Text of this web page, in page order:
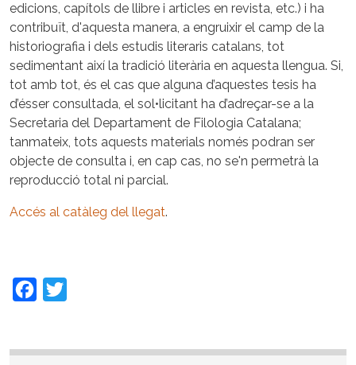
edicions, capítols de llibre i articles en revista, etc.) i ha
contribuït, d'aquesta manera, a engruixir el camp de la
historiografia i dels estudis literaris catalans, tot
sedimentant així la tradició literària en aquesta llengua. Si,
tot amb tot, és el cas que alguna d’aquestes tesis ha
d’ésser consultada, el sol•licitant ha d’adreçar-se a la
Secretaria del Departament de Filologia Catalana;
tanmateix, tots aquests materials només podran ser
objecte de consulta i, en cap cas, no se'n permetrà la
reproducció total ni parcial.
Accés al catàleg del llegat.
Facebook